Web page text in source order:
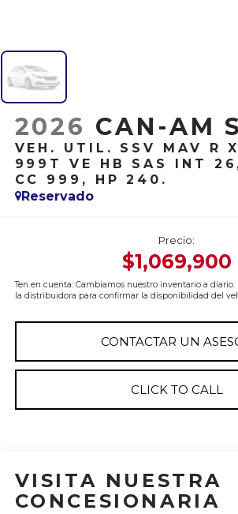
2026 CAN-AM
VEH. UTIL. SSV MAV R
999T VE HB SAS INT
CC 999, HP 240.
Reservado
Precio:
$1,069,900
Ten en cuenta: Cambiamos nuestro inventario a diario.
la distribuidora para confirmar la disponibilidad del
CONTACTAR UN
CLICK TO CALL
VISITA NUESTRA
CONCESIONARIA